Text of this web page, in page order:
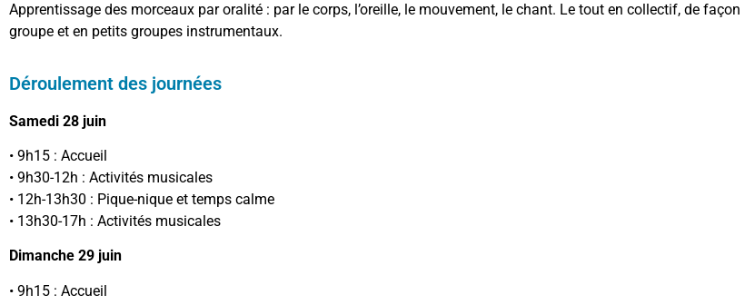
Apprentissage des morceaux par oralité : par le corps, l’oreille, le mouvement, le chant. Le tout en collectif, de
groupe et en petits groupes instrumentaux.
Déroulement des journées
Samedi 28 juin
• 9h15 : Accueil
• 9h30-12h : Activités musicales
• 12h-13h30 : Pique-nique et temps calme
• 13h30-17h : Activités musicales
Dimanche 29 juin
• 9h15 : Accueil